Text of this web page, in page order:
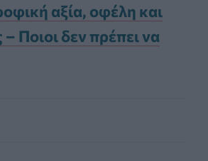
αξία, οφέλη και
Ποιοι δεν πρέπει να